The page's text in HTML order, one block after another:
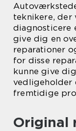
teknikere, der
diagnosticere
give dig en
reparationer
for disse
kunne give
fremtidige
Original